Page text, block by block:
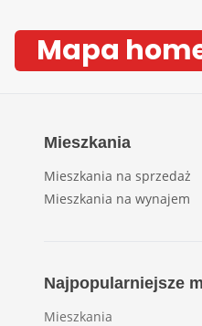
Mapa
Mieszkania
Mieszkania na sprzedaż
Mieszkania na wynajem
Najpopularniejsze
Mieszkania